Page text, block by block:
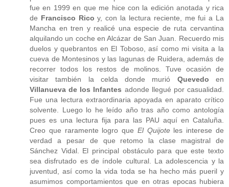
fue en 1999 en que me hice con la edición anotada y rica
de Francisco Rico y, con la lectura reciente, me fui a La
Mancha en tren y realicé una especie de ruta cervantina
alquilando un coche en Alcázar de San Juan. Recuerdo mis
duelos y quebrantos en El Toboso, así como mi visita a la
cueva de Montesinos y las lagunas de Ruidera, además de
recorrer todos los restos de molinos. Tuve ocasión de
visitar también la celda donde murió Quevedo en
Villanueva de los Infantes adonde llegué por casualidad.
Fue una lectura extraordinaria apoyada en aparato crítico
solvente. Luego lo he leído año tras año como antología
pues es una lectura fija para las PAU aquí en Cataluña.
Creo que raramente logro que El Quijoteles interese de
verdad a pesar de que retomo la clase magistral de
Sánchez Vidal. El principal obstáculo para que este texto
sea disfrutado es de índole cultural. La adolescencia y la
juventud, así como la vida toda se ha hecho más pueril y
asumimos comportamientos que en otras epocas hubiera